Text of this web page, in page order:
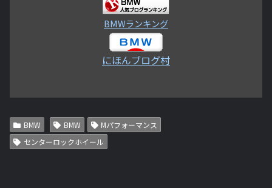
BMWランキング
にほんブログ村
BMW BMW
Mパフォーマンス
センターロックホイール